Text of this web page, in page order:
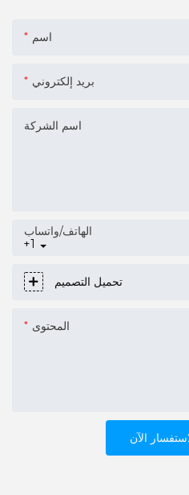
اسم
بريد إلكتروني
اسم الشركة
+1
الهاتف/واتساب
تحميل التصميم
المحتوى
الآن